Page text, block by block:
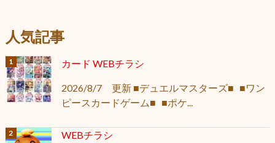
人気記事
カード WEBチラシ
2026/8/7 更新 ■デュエルマスターズ■ ■ワン
ピースカードゲーム■ ■ポケ...
WEBチラシ